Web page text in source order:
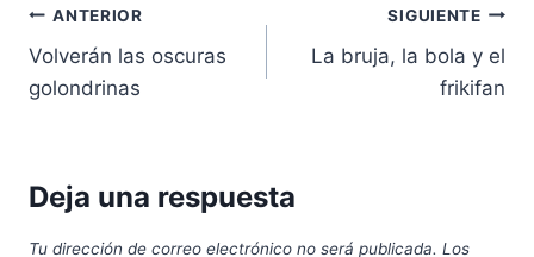
Navegación
de
ANTERIOR
Volverán las oscuras
golondrinas
SIGUIENTE
La bruja, la bola y el
frikifan
Deja una respuesta
Tu dirección de correo electrónico no será publicada. Los